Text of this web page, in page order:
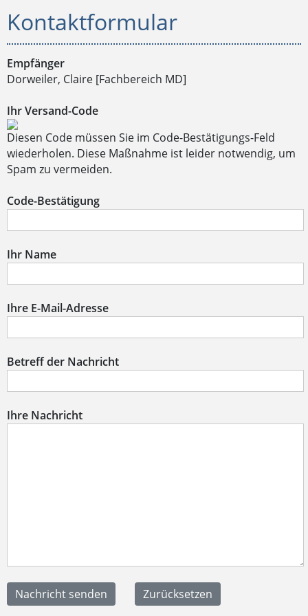
Kontaktformular
Empfänger
Dorweiler, Claire [Fachbereich MD]
Ihr Versand-Code
Diesen Code müssen Sie im Code-Bestätigungs-Feld
wiederholen. Diese Maßnahme ist leider notwendig, um
Spam zu vermeiden.
Code-Bestätigung
Ihr Name
Ihre E-Mail-Adresse
Betreff der Nachricht
Ihre Nachricht